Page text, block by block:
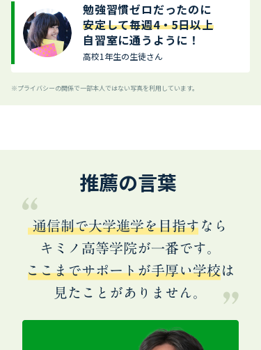
勉強習慣ゼロだったのに
安定して毎週4・5日以上
自習室に通うように！
高校1年生の生徒さん
※プライバシーの関係で一部本人ではない写真を利用しています。
推薦の言葉